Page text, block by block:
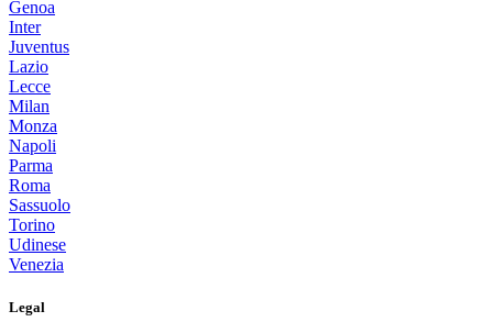
Genoa
Inter
Juventus
Lazio
Lecce
Milan
Monza
Napoli
Parma
Roma
Sassuolo
Torino
Udinese
Venezia
Legal